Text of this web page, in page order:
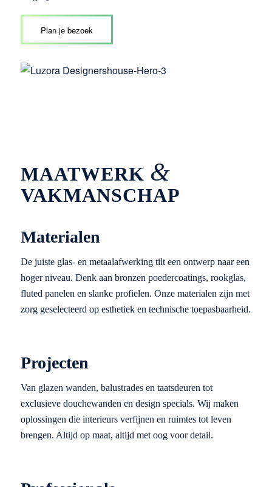
Plan je bezoek
MAATWERK &
VAKMANSCHAP
Materialen
De juiste glas- en metaalafwerking tilt een ontwerp naar een
hoger niveau. Denk aan bronzen poedercoatings, rookglas,
fluted panelen en slanke profielen. Onze materialen zijn met
zorg geselecteerd op esthetiek en technische toepasbaarheid.
Projecten
Van glazen wanden, balustrades en taatsdeuren tot
exclusieve douchewanden en design specials. Wij maken
oplossingen die interieurs verfijnen en ruimtes tot leven
brengen. Altijd op maat, altijd met oog voor detail.